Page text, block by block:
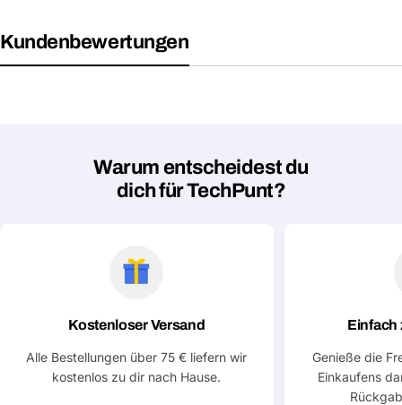
Deine
Kundenbewertungen
Warum entscheidest du
dich für TechPunt?
Kostenloser Versand
Alle Bestellungen über 75 € liefern wir
kostenlos zu dir nach Hause.
Einfach
Genieße die
Einkaufens